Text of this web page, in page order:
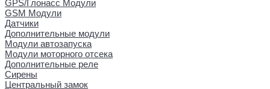
GPS/Глонасс Модули
GSM Модули
Датчики
Дополнительные модули
Модули автозапуска
Модули моторного отсека
Дополнительные реле
Сирены
Центральный замок